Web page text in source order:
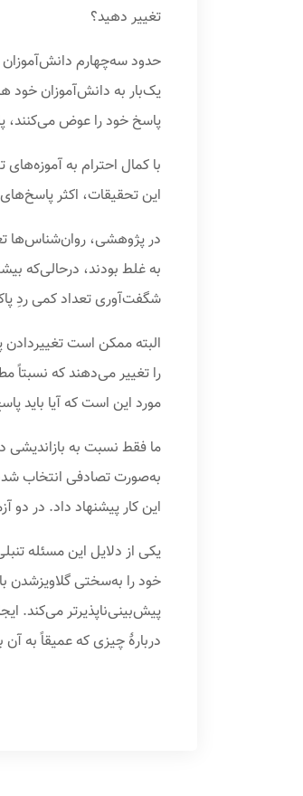
تغییر دهید؟
حدود سه‌چهارم دانش‌آموزان
یک‌بار به دانش‌آموزان خود
پاسخ خود را عوض می‌کنند،
با کمال احترام به
این تحقیقات، اکثر
در پژوهشی، روان‌شناس‌ها
به غلط بودند، درحالی‌که
شگفت‌آوری تعداد کمی ردِ
البته ممکن است تغییردادن
را تغییر می‌دهند که نسبتاً
مورد این است که آیا باید
ما فقط نسبت به
به‌صورت تصادفی انتخاب
این کار پیشنهاد داد. در
یکی از دلایل این مسئله
خود را به‌سختی گلاویزشدن
پیش‌بینی‌ناپذیرتر می‌کند.
دربارهٔ چیزی که عمیقاً به